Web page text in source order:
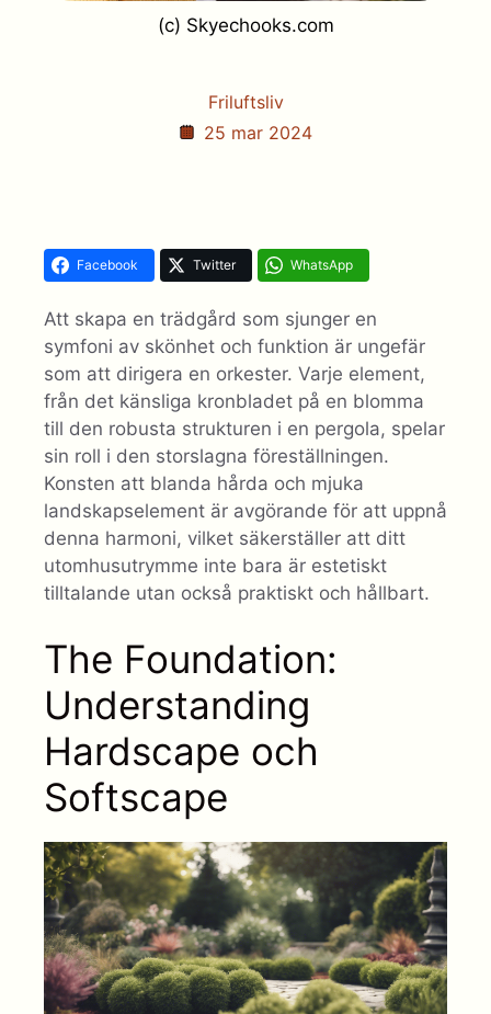
(c) Skyechooks.com
Friluftsliv
25 mar 2024
Facebook Twitter WhatsApp
Att skapa en trädgård som sjunger en
symfoni av skönhet och funktion är ungefär
som att dirigera en orkester. Varje element,
från det känsliga kronbladet på en blomma
till den robusta strukturen i en pergola, spelar
sin roll i den storslagna föreställningen.
Konsten att blanda hårda och mjuka
landskapselement är avgörande för att uppnå
denna harmoni, vilket säkerställer att ditt
utomhusutrymme inte bara är estetiskt
tilltalande utan också praktiskt och hållbart.
The Foundation:
Understanding
Hardscape och
Softscape